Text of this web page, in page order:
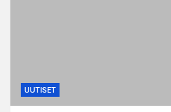
UUTISET